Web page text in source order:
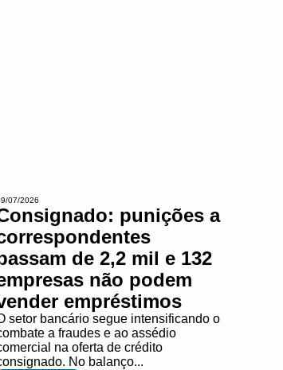
07/2026
punições a
de 2,2 mil e 132
não podem
empréstimos
setor bancário segue intensificando o
a fraudes e ao assédio
na oferta de crédito
No balanço...